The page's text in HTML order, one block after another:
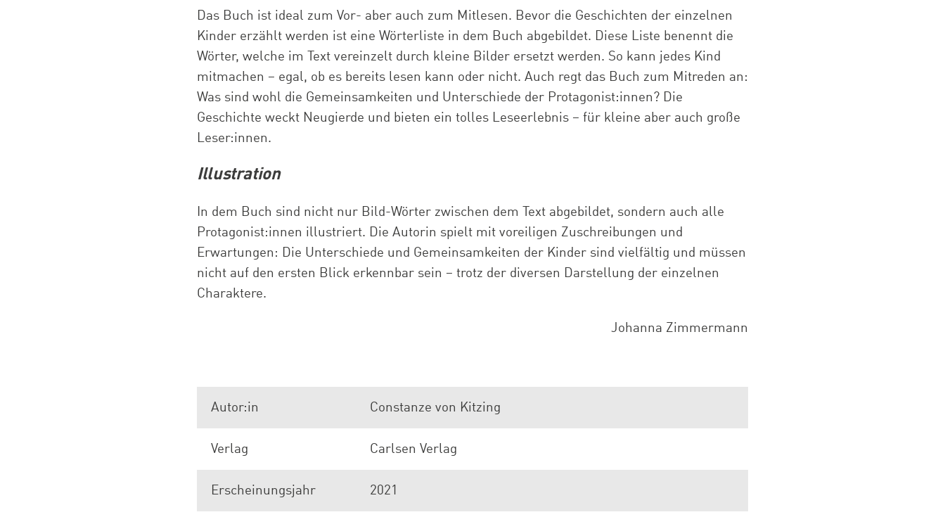
Das Buch ist ideal zum Vor- aber auch zum Mitlesen. Bevor die Geschichten der einzelnen
Kinder erzählt werden ist eine Wörterliste in dem Buch abgebildet. Diese Liste benennt die
Wörter, welche im Text vereinzelt durch kleine Bilder ersetzt werden. So kann jedes Kind
mitmachen – egal, ob es bereits lesen kann oder nicht. Auch regt das Buch zum Mitreden an:
Was sind wohl die Gemeinsamkeiten und Unterschiede der Protagonist:innen? Die
Geschichte weckt Neugierde und bieten ein tolles Leseerlebnis – für kleine aber auch große
Leser:innen.
Illustration
In dem Buch sind nicht nur Bild-Wörter zwischen dem Text abgebildet, sondern auch alle
Protagonist:innen illustriert. Die Autorin spielt mit voreiligen Zuschreibungen und
Erwartungen: Die Unterschiede und Gemeinsamkeiten der Kinder sind vielfältig und müssen
nicht auf den ersten Blick erkennbar sein – trotz der diversen Darstellung der einzelnen
Charaktere.
Johanna Zimmermann
Autor:in Constanze von Kitzing
Verlag Carlsen Verlag
Erscheinungsjahr 2021